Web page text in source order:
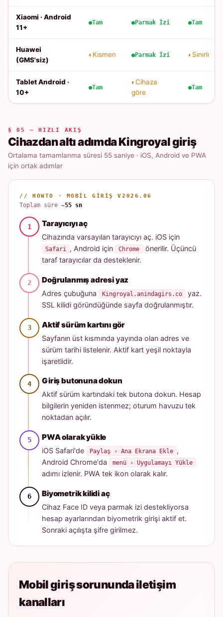
Xiaomi · Android
11+
Tam Parmak İzi Tam
Huawei
(GMS'siz)
Kısmen Parmak İzi Sınırlı
Tablet Android ·
10+
Tam
Cihaza
göre
Tam
§ 05 — HIZLI AKIŞ
Cihazdan altı adımda Kingroyal giriş
Ortalama tamamlanma süresi 55 saniye · iOS, Android ve PWA
için ortak adımlar
// HOWTO · MOBIL GIRIŞ V2026.06
Toplam süre~55 sn
Tarayıcıyı aç
Cihazında varsayılan tarayıcıyı aç. iOS için
Safari , Android için Chrome
önerilir. Üçüncü
taraf tarayıcılar da desteklenir.
Doğrulanmış adresi yaz
Adres çubuğuna Kingroyal.anindagirs.co
yaz.
SSL kilidi göründüğünde sayfa doğrulanmıştır.
Aktif sürüm kartını gör
Sayfanın üst kısmında yayında olan adres ve
sürüm tarihi listelenir. Aktif kart yeşil noktayla
işaretlidir.
Giriş butonuna dokun
Aktif sürüm kartındaki tek butona dokun. Hesap
bilgilerin yeniden istenmez; oturum havuzu tek
noktadan açılır.
PWA olarak yükle
iOS Safari'de Paylaş › Ana Ekrana Ekle ,
Android Chrome'da
menü › Uygulamayı Yükle
adımı izlenir. PWA tek ikon olarak kalır.
Biyometrik kilidi aç
Cihaz Face ID veya parmak izi destekliyorsa
hesap ayarlarından biyometrik girişi aktif et.
Sonraki açılışta şifre girilmez.
Mobil giriş sorununda iletişim
kanalları